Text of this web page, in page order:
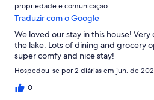
propriedade e comunicação
Traduzir com o Google
We loved our stay in this house!
the lake. Lots of dining and grocery
super comfy and nice stay!
Hospedou-se por 2 diárias em jun. de
0